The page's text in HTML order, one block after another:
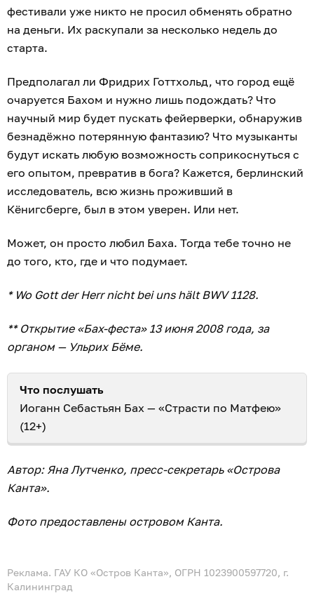
фестивали уже никто не просил обменять обратно
на деньги. Их раскупали за несколько недель до
старта.
Предполагал ли Фридрих Готтхольд, что город ещё
очаруется Бахом и нужно лишь подождать? Что
научный мир будет пускать фейерверки, обнаружив
безнадёжно потерянную фантазию? Что музыканты
будут искать любую возможность соприкоснуться с
его опытом, превратив в бога? Кажется, берлинский
исследователь, всю жизнь проживший в
Кёнигсберге, был в этом уверен. Или нет.
Может, он просто любил Баха. Тогда тебе точно не
до того, кто, где и что подумает.
* Wo Gott der Herr nicht bei uns hält BWV 1128.
** Открытие «Бах-феста» 13 июня 2008 года, за
органом — Ульрих Бёме.
Что послушать
Иоганн Себастьян Бах — «Страсти по Матфею»
(12+)
Автор: Яна Лутченко, пресс-секретарь «Острова
Канта».
Фото предоставлены островом Канта.
Реклама. ГАУ КО «Остров Канта», ОГРН 1023900597720, г.
Калининград